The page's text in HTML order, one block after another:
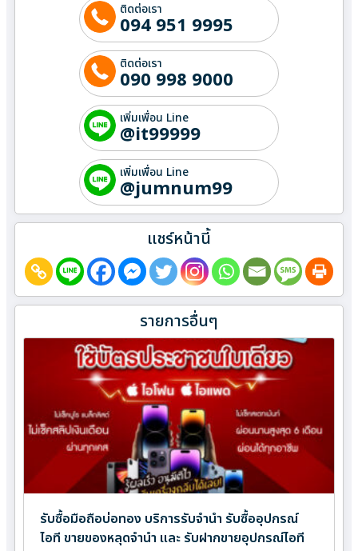
ติดต่อเรา
094 951 9995
ติดต่อเรา
090 998 9000
เพิ่มเพื่อน Line
@it99999
เพิ่มเพื่อน Line
@jumnum99
แชร์หน้านี้
รายการอื่นๆ
รับซื้อมือถือบ่อทอง บริการรับจำนำ รับซื้ออุปกรณ์
ไอที ขายของหลุดจำนำ และ รับฝากขายอุปกรณ์ไอที